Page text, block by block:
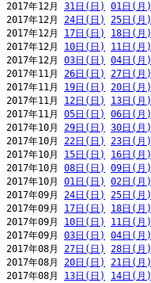
2017年12月 31日(日) 01日(月)
2017年12月 24日(日) 25日(月)
2017年12月 17日(日) 18日(月)
2017年12月 10日(日) 11日(月)
2017年12月 03日(日) 04日(月)
2017年11月 26日(日) 27日(月)
2017年11月 19日(日) 20日(月)
2017年11月 12日(日) 13日(月)
2017年11月 05日(日) 06日(月)
2017年10月 29日(日) 30日(月)
2017年10月 22日(日) 23日(月)
2017年10月 15日(日) 16日(月)
2017年10月 08日(日) 09日(月)
2017年10月 01日(日) 02日(月)
2017年09月 24日(日) 25日(月)
2017年09月 17日(日) 18日(月)
2017年09月 10日(日) 11日(月)
2017年09月 03日(日) 04日(月)
2017年08月 27日(日) 28日(月)
2017年08月 20日(日) 21日(月)
2017年08月 13日(日) 14日(月)